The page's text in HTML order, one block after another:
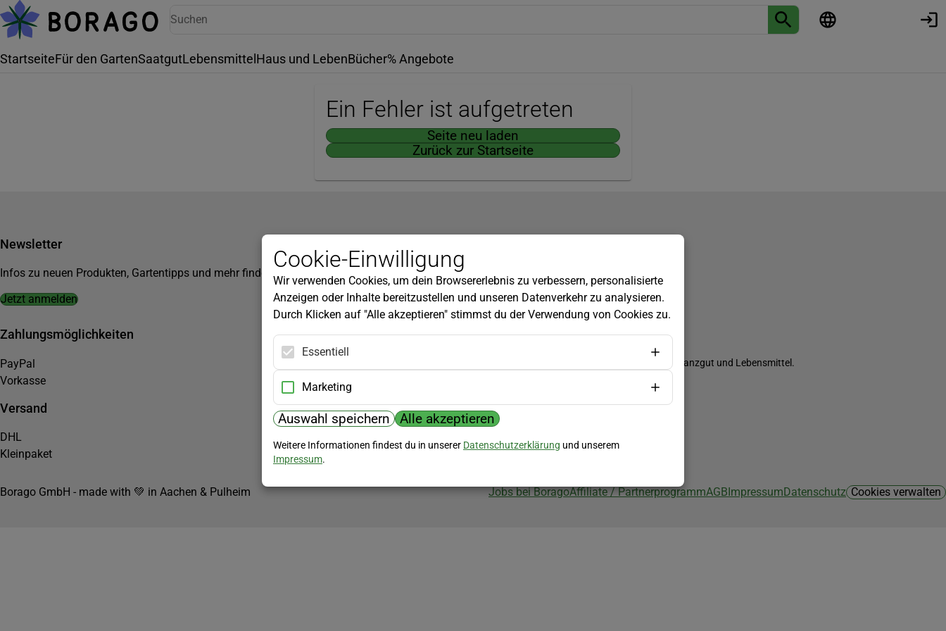
StartseiteFür den GartenSaatgutLebensmittel Haus und LebenBücher% Angebote
Ein Fehler ist aufgetreten
Seite neu laden
Zurück zur Startseite
Newsletter
Infos zu neuen Produkten, Gartentipps und mehr findest du in unserem Newsletter!
Jetzt anmelden
Kundenservice
Widerrufsbelehrung
Versandkosten
Zahlungsmöglichkeiten
PayPal
Vorkasse
Versand
DHL
Kleinpaket
Biozertifizierung
Borago ist biozertifiziert im Bereich Saatgut, Pflanzgut und Lebensmittel.
Borago GmbH - made with 💚 in Aachen & Pulheim Jobs bei BoragoAffiliate / PartnerprogrammAGBImpressumDatenschutz Cookies verwalten
Cookie-Einwilligung
Wir verwenden Cookies, um dein Browsererlebnis zu verbessern, personalisierte
Anzeigen oder Inhalte bereitzustellen und unseren Datenverkehr zu analysieren.
Durch Klicken auf "Alle akzeptieren" stimmst du der Verwendung von Cookies zu.
Essentiell
Marketing
Auswahl speichern Alle akzeptieren
Weitere Informationen findest du in unserer Datenschutzerklärung und unserem
Impressum.